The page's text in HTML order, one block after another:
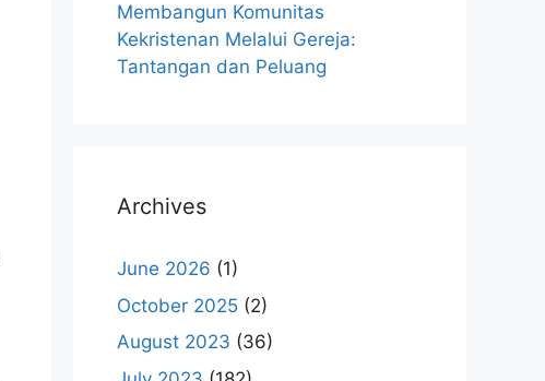
Membangun Komunitas
Kekristenan Melalui Gereja:
Tantangan dan Peluang
Archives
June 2026 (1)
October 2025 (2)
August 2023 (36)